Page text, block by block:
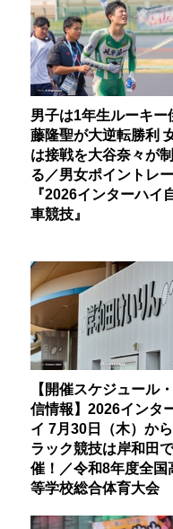
男子は1年生ルーキー
藤隆聖が大逆転勝利
は接戦を大谷奈々が
る／男女ポイントレ
『2026インターハイ
車競技』
【開催スケジュール
信情報】2026インタ
イ 7月30日（木）か
ラック競技は岸和田
催！／令和8年度全国
等学校総合体育大会